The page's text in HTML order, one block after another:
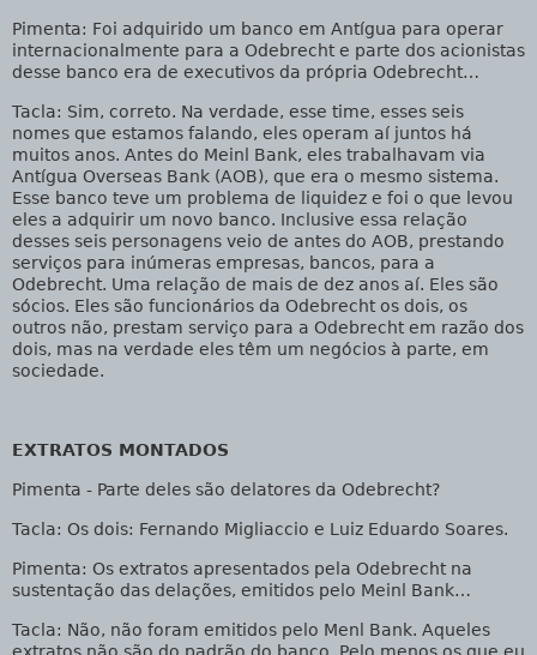
Pimenta: Foi adquirido um banco em Antígua para operar
internacionalmente para a Odebrecht e parte dos acionistas
desse banco era de executivos da própria Odebrecht…
Tacla: Sim, correto. Na verdade, esse time, esses seis
nomes que estamos falando, eles operam aí juntos há
muitos anos. Antes do Meinl Bank, eles trabalhavam via
Antígua Overseas Bank (AOB), que era o mesmo sistema.
Esse banco teve um problema de liquidez e foi o que levou
eles a adquirir um novo banco. Inclusive essa relação
desses seis personagens veio de antes do AOB, prestando
serviços para inúmeras empresas, bancos, para a
Odebrecht. Uma relação de mais de dez anos aí. Eles são
sócios. Eles são funcionários da Odebrecht os dois, os
outros não, prestam serviço para a Odebrecht em razão dos
dois, mas na verdade eles têm um negócios à parte, em
sociedade.
EXTRATOS MONTADOS
Pimenta - Parte deles são delatores da Odebrecht?
Tacla: Os dois: Fernando Migliaccio e Luiz Eduardo Soares.
Pimenta: Os extratos apresentados pela Odebrecht na
sustentação das delações, emitidos pelo Meinl Bank…
Tacla: Não, não foram emitidos pelo Menl Bank. Aqueles
extratos não são do padrão do banco. Pelo menos os que eu